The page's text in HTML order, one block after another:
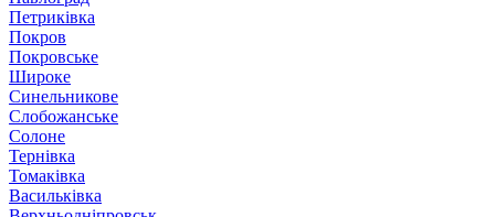
Петриківка
Покров
Покровське
Широке
Синельникове
Слобожанське
Солоне
Тернівка
Томаківка
Васильківка